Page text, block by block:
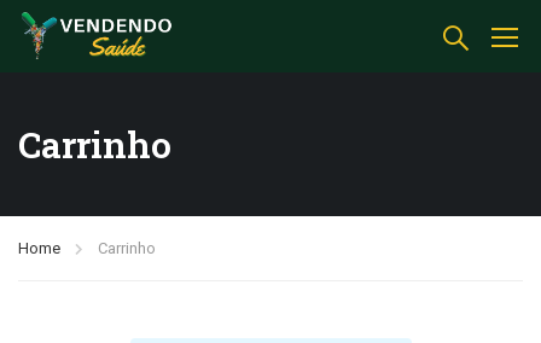
Carrinho
Home Carrinho